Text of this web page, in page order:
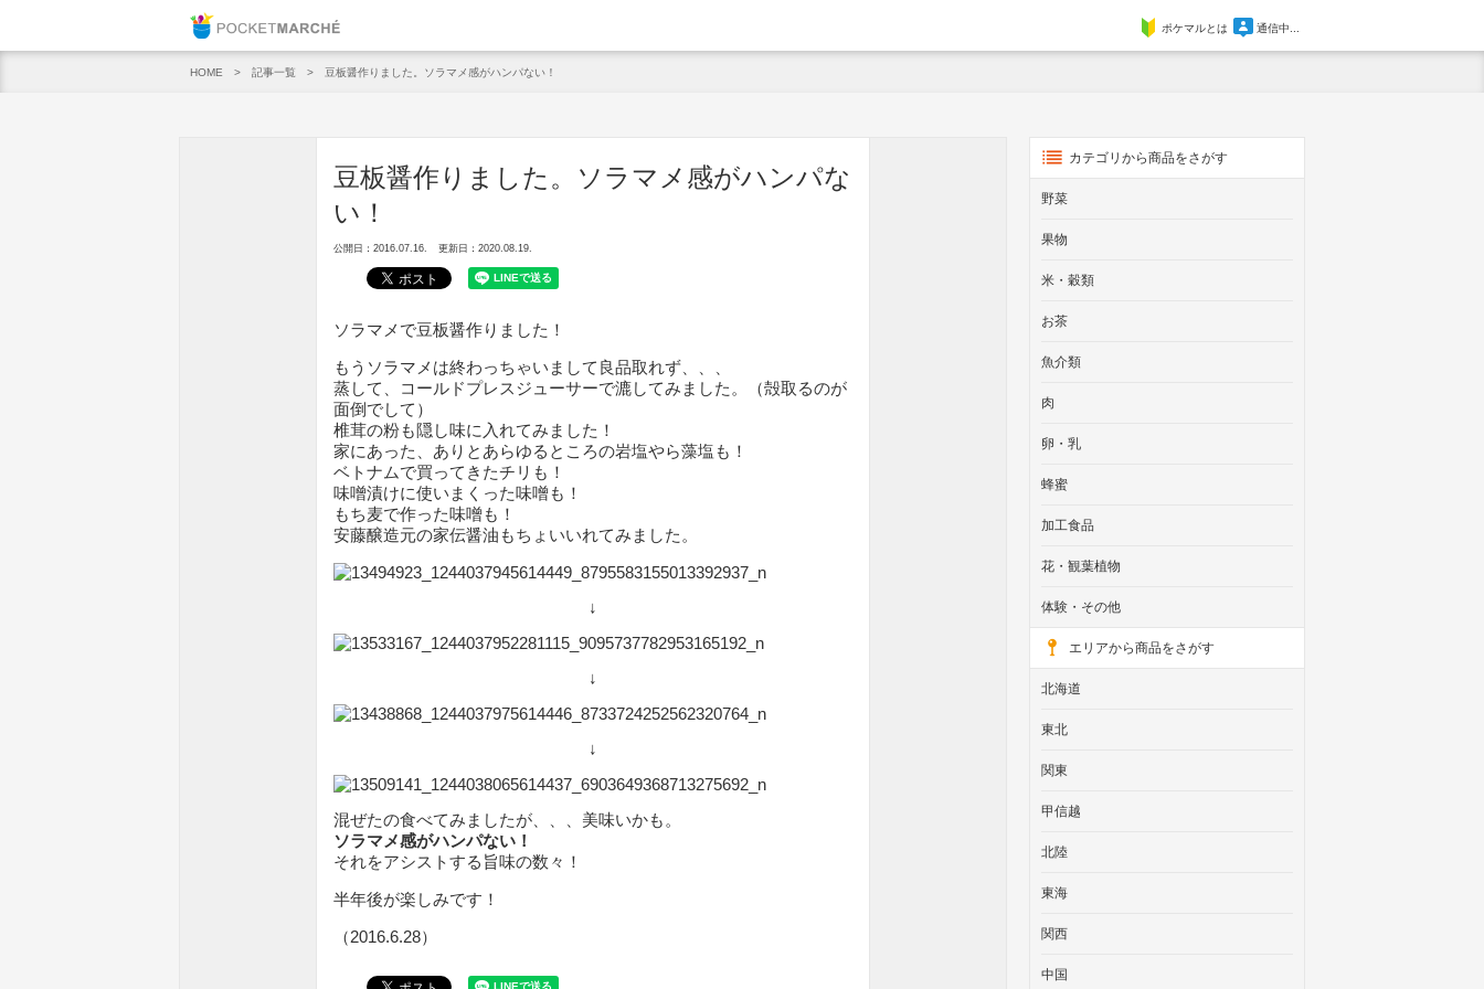
ポケマルとは 通信中...
HOME 記事一覧 豆板醤作りました。ソラマメ感がハンパない！
豆板醤作りました。ソラマメ感がハンパな
い！
公開日：2016.07.16. 更新日：2020.08.19.
ソラマメで豆板醤作りました！
もうソラマメは終わっちゃいまして良品取れず、、、
蒸して、コールドプレスジューサーで漉してみました。（殻取るのが
面倒でして）
椎茸の粉も隠し味に入れてみました！
家にあった、ありとあらゆるところの岩塩やら藻塩も！
ベトナムで買ってきたチリも！
味噌漬けに使いまくった味噌も！
もち麦で作った味噌も！
安藤醸造元の家伝醤油もちょいいれてみました。
↓
↓
↓
混ぜたの食べてみましたが、、、美味いかも。
ソラマメ感がハンパない！
それをアシストする旨味の数々！
半年後が楽しみです！
（2016.6.28）
カテゴリから商品をさがす
野菜
果物
米・穀類
お茶
魚介類
肉
卵・乳
蜂蜜
加工食品
花・観葉植物
体験・その他
エリアから商品をさがす
北海道
東北
関東
甲信越
北陸
東海
関西
中国